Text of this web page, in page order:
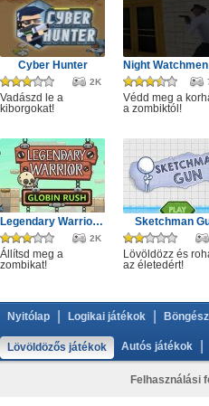
Cyber Hunter
2K
Vadászd le a
kiborgokat!
Védd meg a
a zombiktól!
Legendary Warrior GR
2K
Állítsd meg a
zombikat!
Sketchman
Lövöldözz és
az életedért!
Nyitólap Logikai játékok
Lövöldözős játékok Autós játékok
Felhasználási